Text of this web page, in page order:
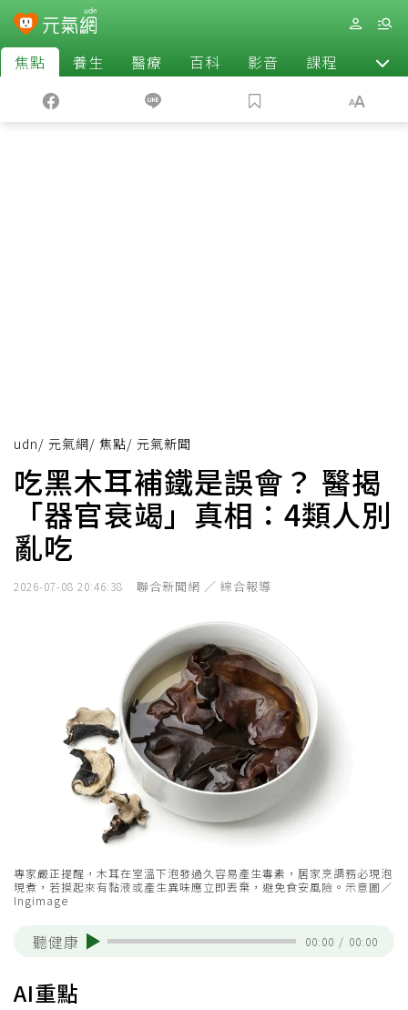
焦點 養生 醫療 百科 影音 課程 退休
udn/ 元氣網/ 焦點/ 元氣新聞
吃黑木耳補鐵是誤會？ 醫揭
「器官衰竭」真相：4類人別
亂吃
2026-07-08 20:46:38 聯合新聞網 ／ 綜合報導
專家嚴正提醒，木耳在室溫下泡發過久容易產生毒素，居家烹調務必現泡
現煮，若摸起來有黏液或產生異味應立即丟棄，避免食安風險。示意圖／
Ingimage
聽健康 00:00 / 00:00
AI重點